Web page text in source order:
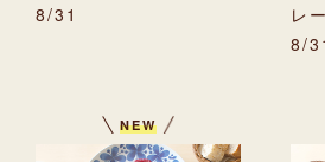
8/31
レ
8/
NEW